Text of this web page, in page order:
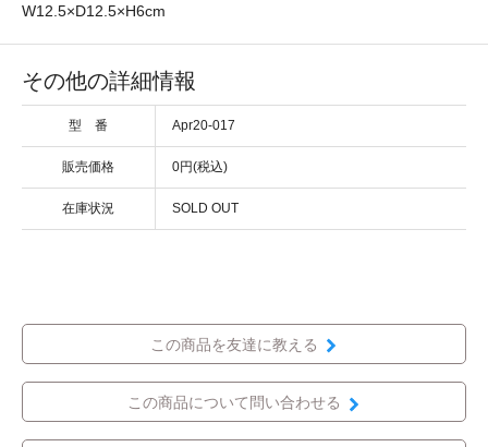
W12.5×D12.5×H6cm
その他の詳細情報
型 番 Apr20-017
販売価格 0円(税込)
在庫状況 SOLD OUT
この商品を友達に教える
この商品について問い合わせる